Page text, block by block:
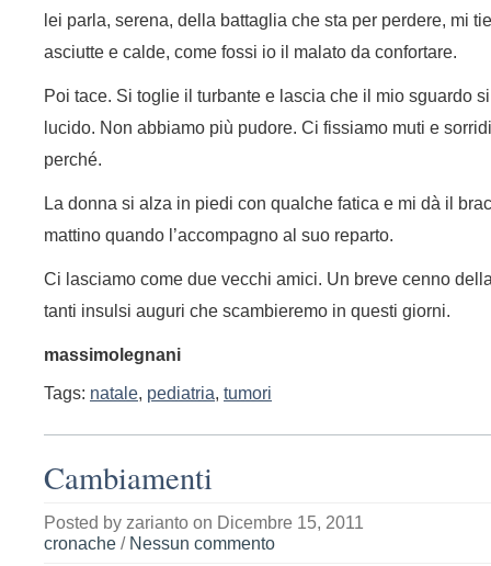
lei parla, serena, della battaglia che sta per perdere, mi
asciutte e calde, come fossi io il malato da confortare.
Poi tace. Si toglie il turbante e lascia che il mio sguardo
lucido. Non abbiamo più pudore. Ci fissiamo muti e
perché.
La donna si alza in piedi con qualche fatica e mi dà il
mattino quando l’accompagno al suo reparto.
Ci lasciamo come due vecchi amici. Un breve cenno
tanti insulsi auguri che scambieremo in questi giorni.
massimolegnani
Tags: natale, pediatria, tumori
Cambiamenti
Posted by zarianto on Dicembre 15, 2011
cronache / Nessun commento